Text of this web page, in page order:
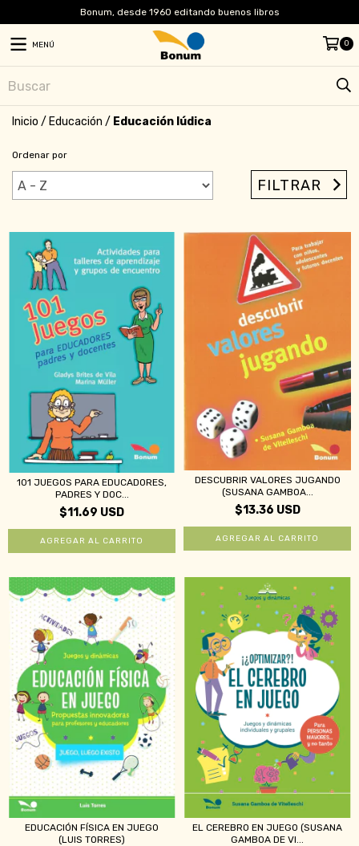
Bonum, desde 1960 editando buenos libros
MENÚ 0
Inicio / Educación / Educación lúdica
Ordenar por
FILTRAR
101 JUEGOS PARA EDUCADORES,
PADRES Y DOC...
$11.69 USD
DESCUBRIR VALORES JUGANDO
(SUSANA GAMBOA...
$13.36 USD
EDUCACIÓN FÍSICA EN JUEGO
(LUIS TORRES)
EL CEREBRO EN JUEGO (SUSANA
GAMBOA DE VI...